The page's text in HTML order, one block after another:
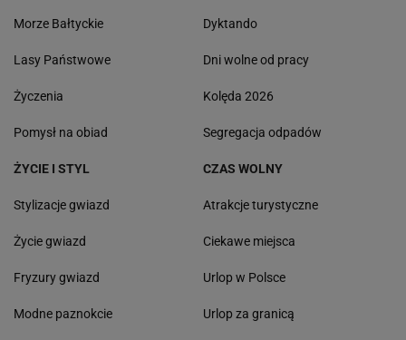
Morze Bałtyckie
Lasy Państwowe
Życzenia
Pomysł na obiad
Dyktando
Dni wolne od pracy
Kolęda 2026
Segregacja odpadów
ŻYCIE I STYL
Stylizacje gwiazd
Życie gwiazd
Fryzury gwiazd
Modne paznokcie
CZAS WOLNY
Atrakcje turystyczne
Ciekawe miejsca
Urlop w Polsce
Urlop za granicą